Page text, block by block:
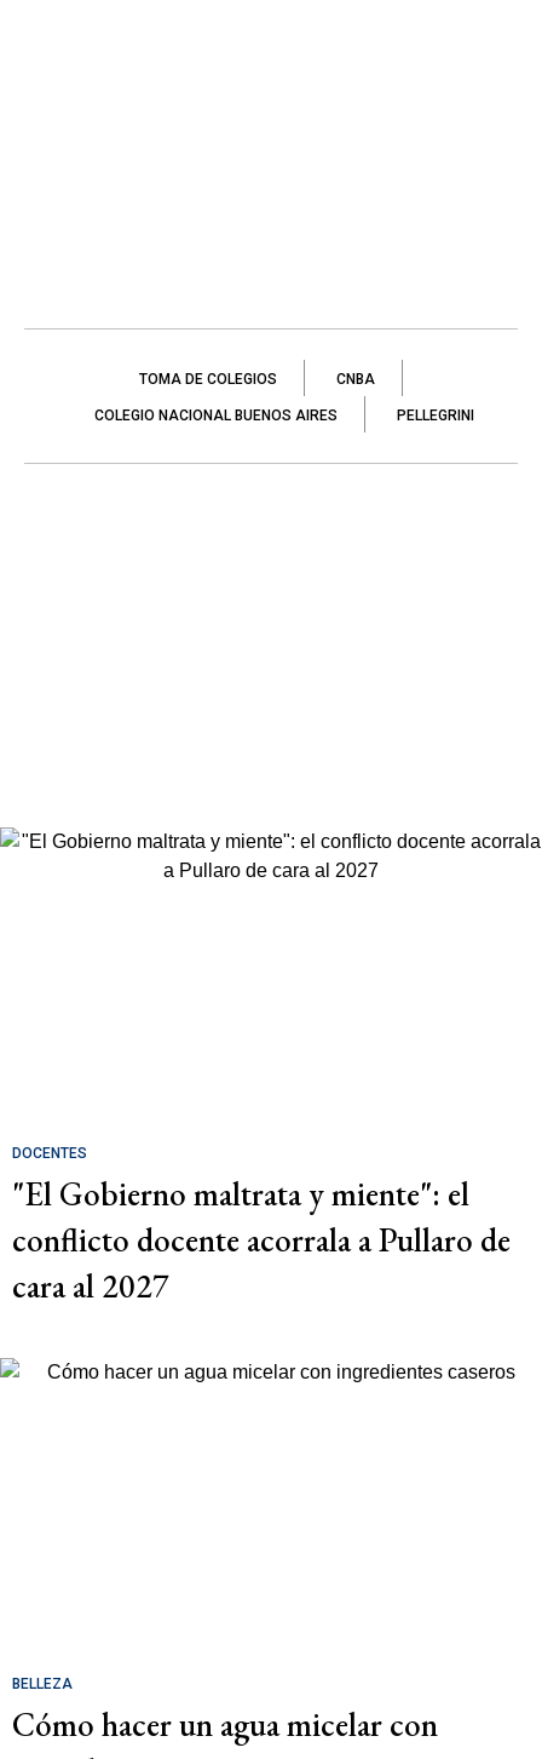
TOMA DE COLEGIOS CNBA
COLEGIO NACIONAL BUENOS AIRES PELLEGRINI
DOCENTES
"El Gobierno maltrata y miente": el
conflicto docente acorrala a Pullaro de
cara al 2027
BELLEZA
Cómo hacer un agua micelar con